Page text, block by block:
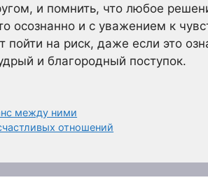
и помнить, что любое
осознанно и с уважением к
на риск, даже если это
и благородный поступок.
между ними
отношений